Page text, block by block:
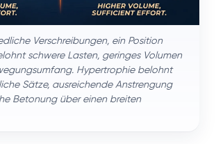
Verschreibungen, ein Position
schwere Lasten, geringes Volumen
Hypertrophie belohnt
Sätze, ausreichende Anstrengung
Betonung über einen breiten